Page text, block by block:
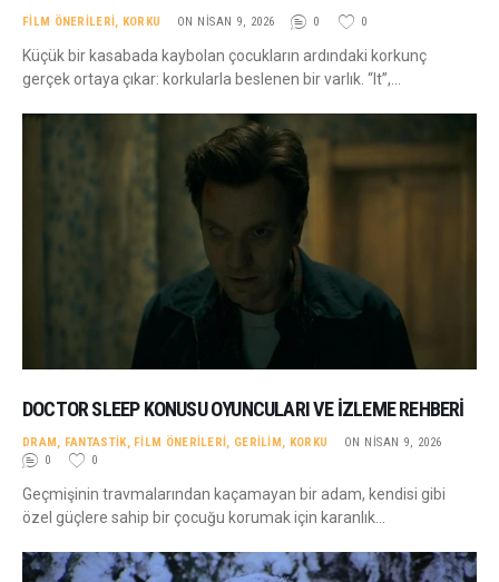
FILM ÖNERILERI, KORKU ON NISAN 9, 2026 0 0
Küçük bir kasabada kaybolan çocukların ardındaki korkunç
gerçek ortaya çıkar: korkularla beslenen bir varlık. “It”,…
DOCTOR SLEEP KONUSU OYUNCULARI VE İZLEME REHBERI
DRAM, FANTASTIK, FILM ÖNERILERI, GERILIM, KORKU
ON NISAN 9, 2026
0
0
Geçmişinin travmalarından kaçamayan bir adam, kendisi gibi
özel güçlere sahip bir çocuğu korumak için karanlık…